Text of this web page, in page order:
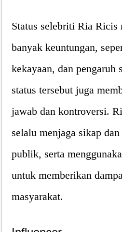
Status selebriti Ria Ricis
banyak keuntungan,
kekayaan, dan pengaruh
status tersebut juga
jawab dan kontroversi.
selalu menjaga sikap
publik, serta
untuk memberikan
masyarakat.